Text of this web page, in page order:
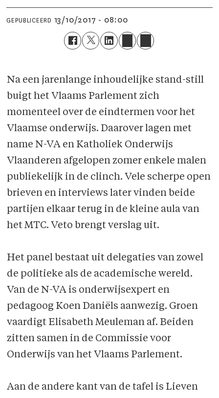
GEPUBLICEERD 13/10/2017 - 08:00
Na een jarenlange inhoudelijke stand-still
buigt het Vlaams Parlement zich
momenteel over de eindtermen voor het
Vlaamse onderwijs. Daarover lagen met
name N-VA en Katholiek Onderwijs
Vlaanderen afgelopen zomer enkele malen
publiekelijk in de clinch. Vele scherpe open
brieven en interviews later vinden beide
partijen elkaar terug in de kleine aula van
het MTC. Veto brengt verslag uit.
Het panel bestaat uit delegaties van zowel
de politieke als de academische wereld.
Van de N-VA is onderwijsexpert en
pedagoog Koen Daniëls aanwezig. Groen
vaardigt Elisabeth Meuleman af. Beiden
zitten samen in de Commissie voor
Onderwijs van het Vlaams Parlement.
Aan de andere kant van de tafel is Lieven